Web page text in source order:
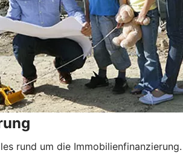
rund um die Immobilienfinanzierung.